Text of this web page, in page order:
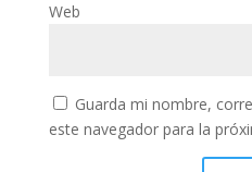
Web
Guarda mi nombre,
este navegador para la